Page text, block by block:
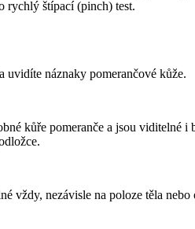
rychlý štípací (pinch) test.
uvidíte náznaky pomerančové kůže.
kůře pomeranče a jsou viditelné
vždy, nezávisle na poloze těla nebo